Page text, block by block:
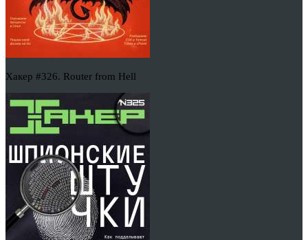
Хакер #326. Router from Hell